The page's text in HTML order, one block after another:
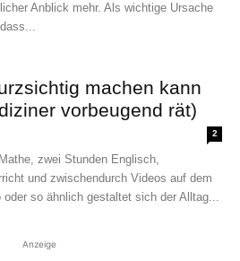
Anblick mehr. Als wichtige Ursache
machen kann
vorbeugend rät)
2
zwei Stunden Englisch,
und zwischendurch Videos auf dem
oder so ähnlich gestaltet sich der Alltag...
Anzeige